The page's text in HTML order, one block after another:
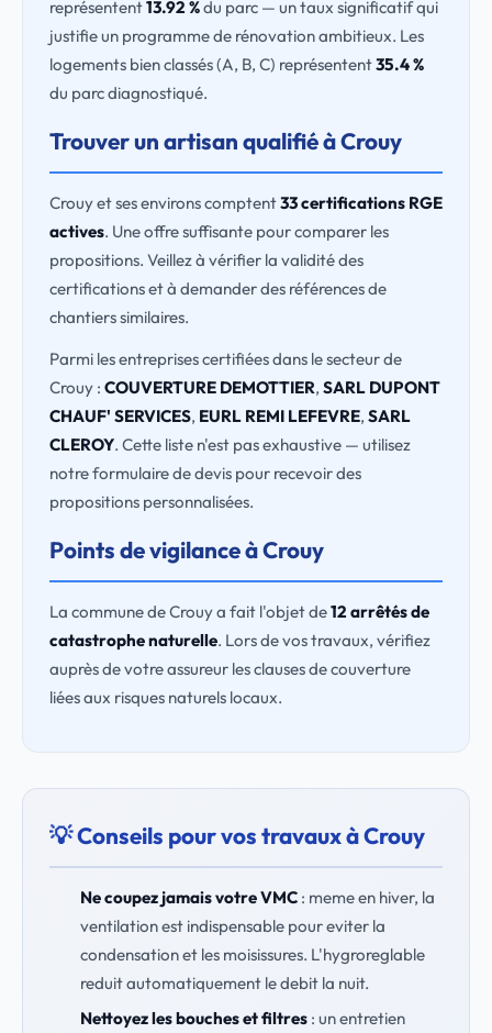
représentent13.92 %du parc — un taux significatif qui
justifie un programme de rénovation ambitieux. Les
logements bien classés (A, B, C) représentent35.4 %
du parc diagnostiqué.
Trouver un artisan qualifié à Crouy
Crouy et ses environs comptent33 certifications RGE
actives. Une offre suffisante pour comparer les
propositions. Veillez à vérifier la validité des
certifications et à demander des références de
chantiers similaires.
Parmi les entreprises certifiées dans le secteur de
Crouy : COUVERTURE DEMOTTIER, SARL DUPONT
CHAUF' SERVICES, EURL REMI LEFEVRE, SARL
CLEROY. Cette liste n'est pas exhaustive — utilisez
notre formulaire de devis pour recevoir des
propositions personnalisées.
Points de vigilance à Crouy
La commune de Crouy a fait l'objet de12 arrêtés de
catastrophe naturelle. Lors de vos travaux, vérifiez
auprès de votre assureur les clauses de couverture
liées aux risques naturels locaux.
💡 Conseils pour vos travaux à Crouy
Ne coupez jamais votre VMC: meme en hiver, la
ventilation est indispensable pour eviter la
condensation et les moisissures. L'hygroreglable
reduit automatiquement le debit la nuit.
Nettoyez les bouches et filtres: un entretien